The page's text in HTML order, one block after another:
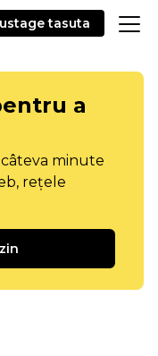
tasuta
a
minute
rețele